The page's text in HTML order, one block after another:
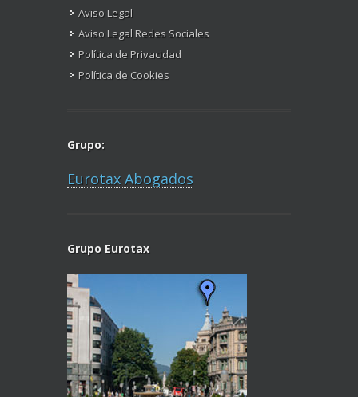
Aviso Legal
Aviso Legal Redes Sociales
Política de Privacidad
Política de Cookies
Grupo:
Eurotax Abogados
Grupo Eurotax